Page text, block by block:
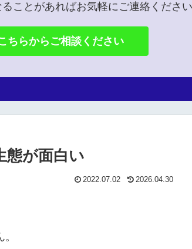
ことがあればお気軽にご連絡くださ
ちらからご相談ください
態が面白い
2022.07.02 2026.04.30